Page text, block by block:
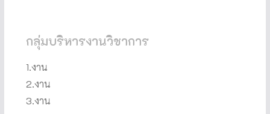
กลุ่มบริหารงานวิชาการ
1.งาน
2.งาน
3.งาน